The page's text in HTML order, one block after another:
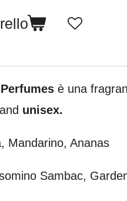
è una
unisex.
Mandarino, Ananas
Sambac,